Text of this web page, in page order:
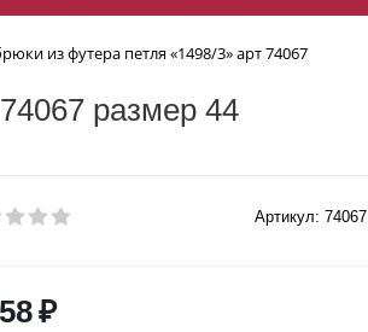
из футера петля «1498/3» арт 74067
размер 44
Артикул: 74067
₽